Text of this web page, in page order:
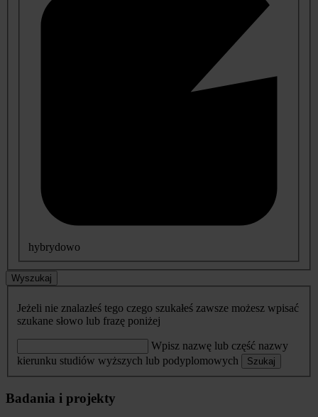
hybrydowo
Wyszukaj
Jeżeli nie znalazłeś tego czego szukałeś zawsze możesz wpisać
szukane słowo lub frazę poniżej
Wpisz nazwę lub część nazwy
kierunku studiów wyższych lub podyplomowych
Szukaj
Badania i projekty